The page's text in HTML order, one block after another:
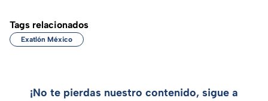
Tags relacionados
Exatlón México
¡No te pierdas nuestro contenido, sigue a